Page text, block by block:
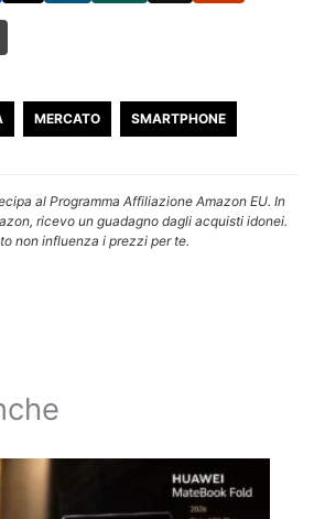
MERCATO SMARTPHONE
al Programma Affiliazione Amazon EU. In
ricevo un guadagno dagli acquisti idonei.
non influenza i prezzi per te.